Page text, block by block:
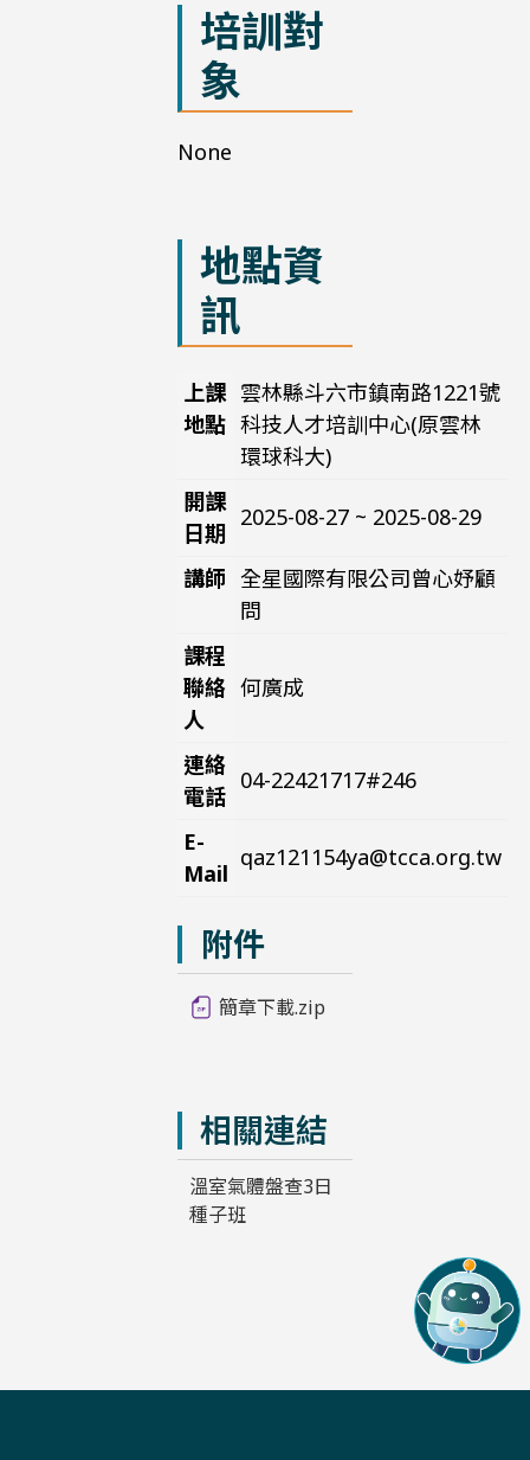
培訓對
象
None
地點資
訊
上課
地點
雲林縣斗六市鎮南路1221號
科技人才培訓中心(原雲林
環球科大)
開課
日期
2025-08-27 ~ 2025-08-29
講師 全星國際有限公司曾心妤顧
問
課程
聯絡
人
何廣成
連絡
電話
04-22421717#246
E-
Mail
qaz121154ya@tcca.org.tw
附件
簡章下載.zip
相關連結
溫室氣體盤查3日
種子班